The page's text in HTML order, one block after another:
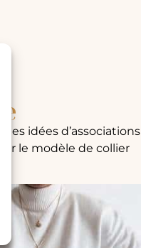
idées d’associations
le modèle de collier